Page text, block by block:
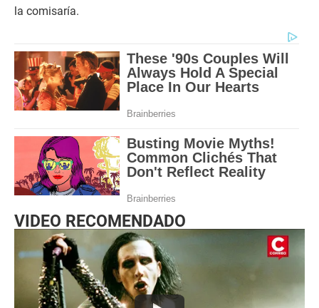
la comisaría.
VIDEO RECOMENDADO